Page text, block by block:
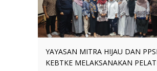
YAYASAN MITRA HIJAU DAN
KEBTKE MELAKSANAKAN